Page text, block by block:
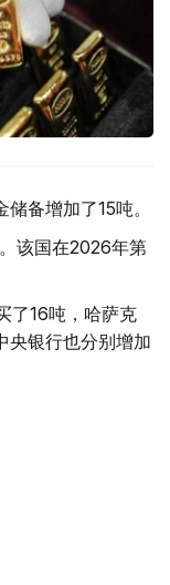
备增加了15吨。
该国在2026年第
了16吨，哈萨克
央银行也分别增加